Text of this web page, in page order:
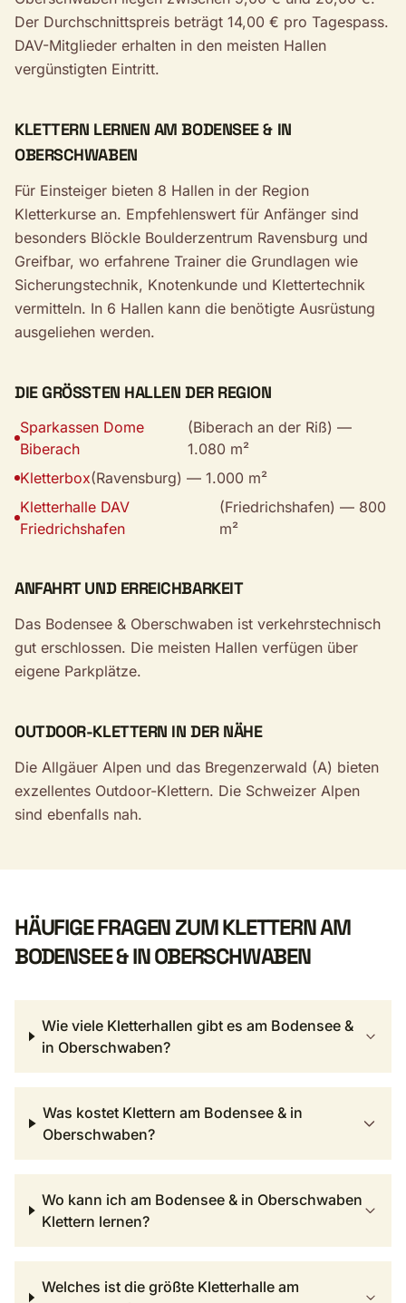
Der Durchschnittspreis beträgt 14,00 € pro Tagespass.
DAV-Mitglieder erhalten in den meisten Hallen
vergünstigten Eintritt.
KLETTERN LERNEN AM BODENSEE & IN
OBERSCHWABEN
Für Einsteiger bieten 8 Hallen in der Region
Kletterkurse an. Empfehlenswert für Anfänger sind
besonders Blöckle Boulderzentrum Ravensburg und
Greifbar, wo erfahrene Trainer die Grundlagen wie
Sicherungstechnik, Knotenkunde und Klettertechnik
vermitteln. In 6 Hallen kann die benötigte Ausrüstung
ausgeliehen werden.
DIE GRÖSSTEN HALLEN DER REGION
Sparkassen Dome
Biberach
(Biberach an der Riß) —
1.080 m²
Kletterbox(Ravensburg) — 1.000 m²
Kletterhalle DAV
Friedrichshafen
(Friedrichshafen) — 800
m²
ANFAHRT UND ERREICHBARKEIT
Das Bodensee & Oberschwaben ist verkehrstechnisch
gut erschlossen. Die meisten Hallen verfügen über
eigene Parkplätze.
OUTDOOR-KLETTERN IN DER NÄHE
Die Allgäuer Alpen und das Bregenzerwald (A) bieten
exzellentes Outdoor-Klettern. Die Schweizer Alpen
sind ebenfalls nah.
HÄUFIGE FRAGEN ZUM KLETTERN AM
BODENSEE & IN OBERSCHWABEN
Wie viele Kletterhallen gibt es am Bodensee &
in Oberschwaben?
Was kostet Klettern am Bodensee & in
Oberschwaben?
Wo kann ich am Bodensee & in Oberschwaben
Klettern lernen?
Welches ist die größte Kletterhalle am